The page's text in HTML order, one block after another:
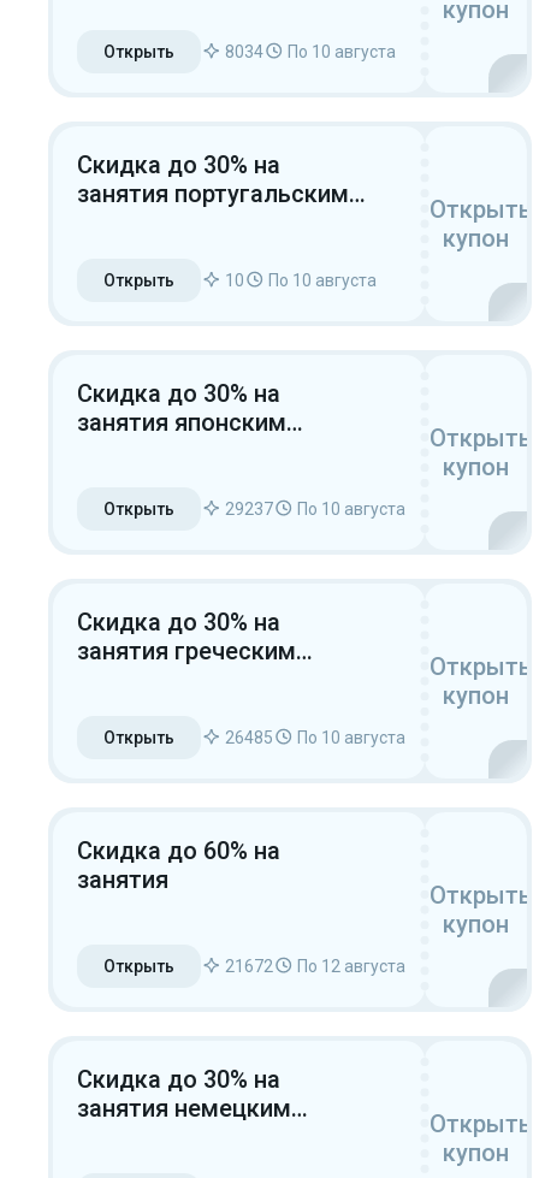
Открыть 8034 По 10 августа
купон
Скидка до 30% на
занятия португальским
Открыть 10 По 10 августа
Открыть
купон
Скидка до 30% на
занятия японским
Открыть 29237 По 10 августа
Открыть
купон
Скидка до 30% на
занятия греческим
Открыть 26485 По 10 августа
Открыть
купон
Скидка до 60% на
занятия
Открыть 21672 По 12 августа
Открыть
купон
Скидка до 30% на
занятия немецким
Открыть
купон